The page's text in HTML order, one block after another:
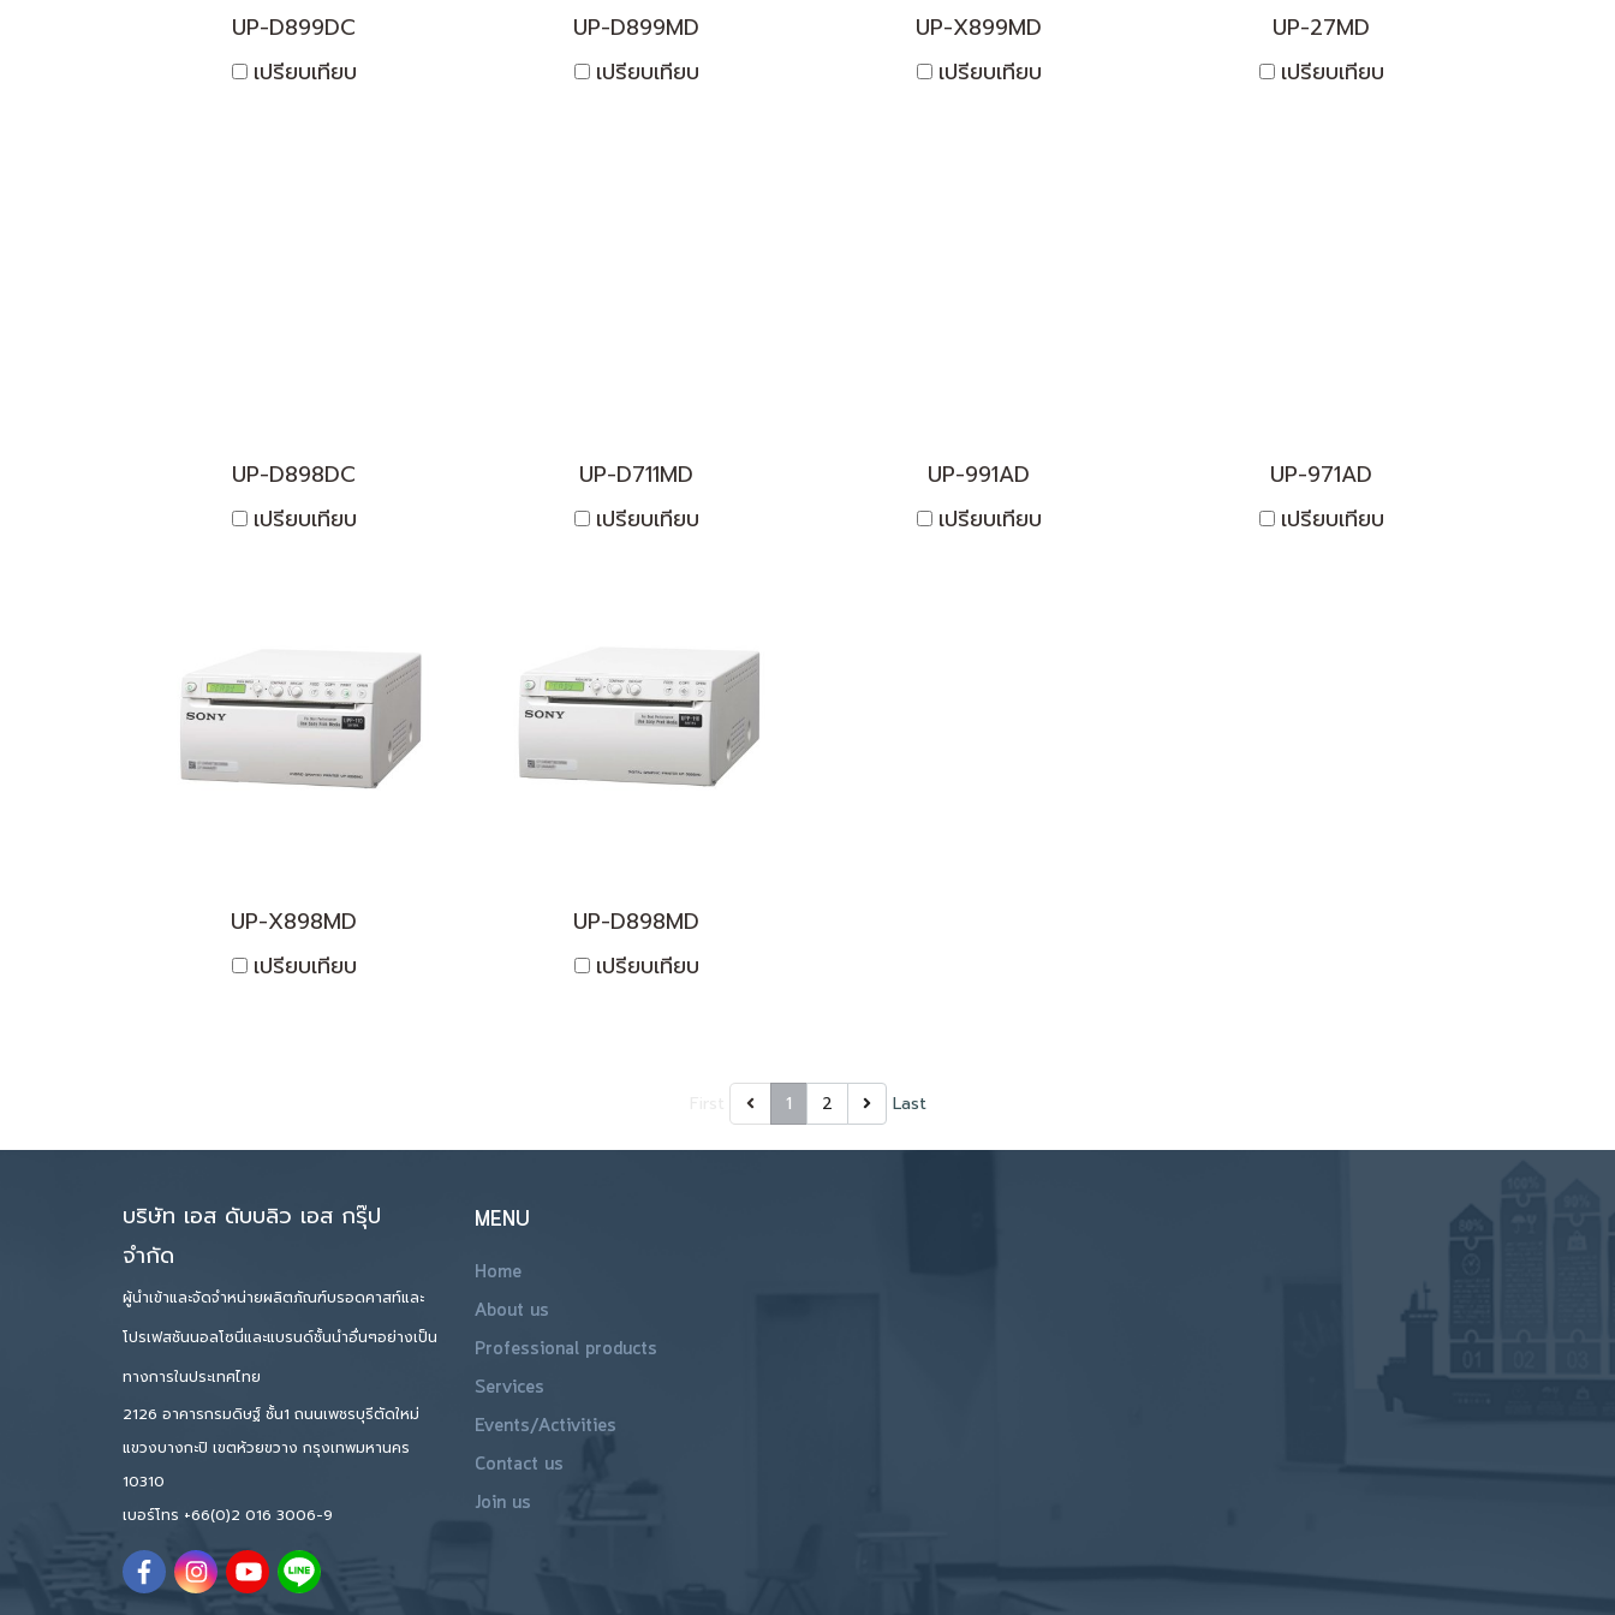
UP-D899DC
เปรียบเทียบ
UP-D899MD
เปรียบเทียบ
UP-X899MD
เปรียบเทียบ
UP-27MD
เปรียบเทียบ
UP-D898DC
เปรียบเทียบ
UP-D711MD
เปรียบเทียบ
UP-991AD
เปรียบเทียบ
UP-971AD
เปรียบเทียบ
UP-X898MD
เปรียบเทียบ
UP-D898MD
เปรียบเทียบ
1 2 Last
บริษัท เอส ดับบลิว เอส กรุ๊ป
จำกัด
ผู้นำเข้าและจัดจำหน่ายผลิตภัณฑ์บรอดคาสท์และ
โปรเฟสชันนอลโซนี่และแบรนด์ชั้นนำอื่นๆอย่างเป็น
ทางการในประเทศไทย
2126 อาคารกรมดิษฐ์ ชั้น1 ถนนเพชรบุรีตัดใหม่
แขวงบางกะปิ เขตห้วยขวาง กรุงเทพมหานคร
10310
เบอร์โทร +66(0)2 016 3006-9
MENU
Home
About us
Professional products
Services
Events/Activities
Contact us
Join us